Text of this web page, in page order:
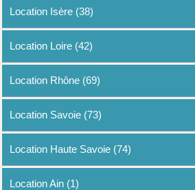
Location Isère (38)
Location Loire (42)
Location Rhône (69)
Location Savoie (73)
Location Haute Savoie (74)
Location Ain (1)